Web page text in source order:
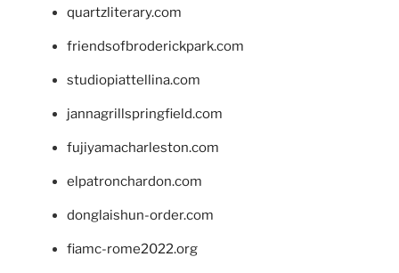
quartzliterary.com
friendsofbroderickpark.com
studiopiattellina.com
jannagrillspringfield.com
fujiyamacharleston.com
elpatronchardon.com
donglaishun-order.com
fiamc-rome2022.org